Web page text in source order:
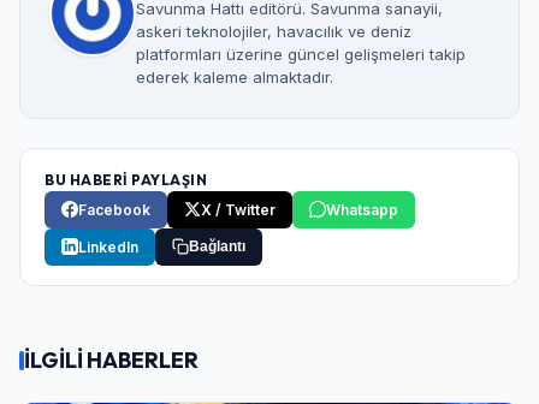
Savunma Hattı editörü. Savunma sanayii,
askeri teknolojiler, havacılık ve deniz
platformları üzerine güncel gelişmeleri takip
ederek kaleme almaktadır.
BU HABERİ PAYLAŞIN
Facebook
X / Twitter Whatsapp
LinkedIn Bağlantı
İLGİLİ HABERLER